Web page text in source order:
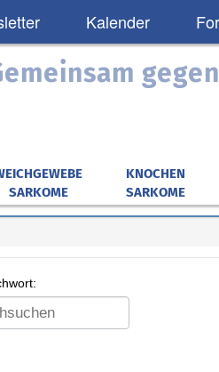
Kalender
SARKOME
KNOCHEN
SARKOME